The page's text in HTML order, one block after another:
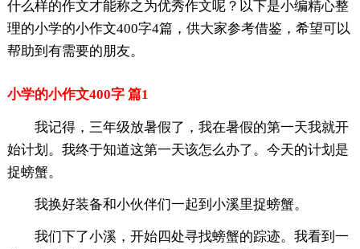
什么样的作文才能称之为优秀作文呢？以下是小编精心整
理的小学的小作文400字4篇，供大家参考借鉴，希望可以
帮助到有需要的朋友。
小学的小作文400字 篇1
我记得，三年级放暑假了，我在暑假的第一天我就开
始计划。我终于知道这第一天该怎么办了。今天的计划是
捉螃蟹。
我换好装备和小伙伴们一起到小溪里捉螃蟹。
我们下了小溪，开始四处寻找螃蟹的踪迹。我看到一